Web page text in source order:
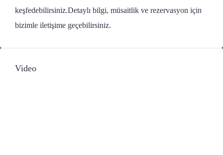
keşfedebilirsiniz.Detaylı bilgi, müsaitlik ve rezervasyon için
bizimle iletişime geçebilirsiniz.
Video